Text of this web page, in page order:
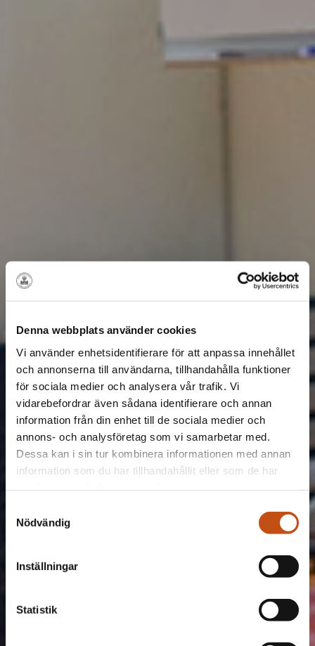
Denna webbplats använder cookies
Vi använder enhetsidentifierare för att anpassa innehållet
och annonserna till användarna, tillhandahålla funktioner
för sociala medier och analysera vår trafik. Vi
vidarebefordrar även sådana identifierare och annan
information från din enhet till de sociala medier och
annons- och analysföretag som vi samarbetar med.
Dessa kan i sin tur kombinera informationen med annan
information som du har tillhandahållit eller som de har
Nödvändig
Inställningar
Statistik